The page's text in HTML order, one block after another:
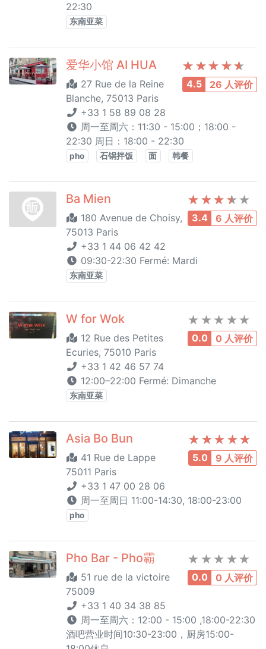
22:30
东南亚菜
4.5 26 人评价
爱华小馆 AI HUA
27 Rue de la Reine
Blanche, 75013 Paris
+33 1 58 89 08 28
周一至周六：11:30 - 15:00；18:00 -
22:30 周日：18:00 - 22:30
pho 石锅拌饭 面 韩餐
3.4 6 人评价
Ba Mien
180 Avenue de Choisy,
75013 Paris
+33 1 44 06 42 42
09:30-22:30 Fermé: Mardi
东南亚菜
0.0 0 人评价
W for Wok
12 Rue des Petites
Ecuries, 75010 Paris
+33 1 42 46 57 74
12:00–22:00 Fermé: Dimanche
东南亚菜
5.0 9 人评价
Asia Bo Bun
41 Rue de Lappe
75011 Paris
+33 1 47 00 28 06
周一至周日 11:00-14:30, 18:00-23:00
pho
0.0 0 人评价
Pho Bar - Pho霸
51 rue de la victoire
75009
+33 1 40 34 38 85
周一至周六：12:00 - 15:00 ,18:00-22:30
酒吧营业时间10:30-23:00，厨房15:00-